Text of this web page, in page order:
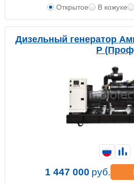
Открытое В кожухе
Дизельный генератор
P
1 447 000 руб.